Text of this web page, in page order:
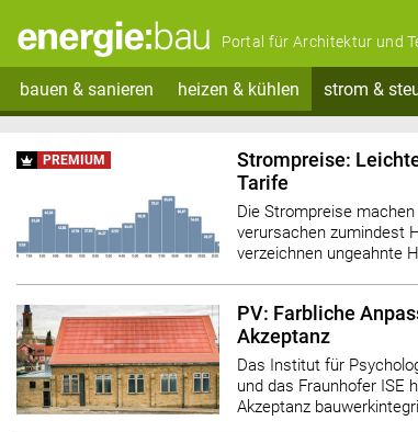
Portal für Architektur und
bauen & sanieren heizen & kühlen strom &
PREMIUM
Strompreise:
Tarife
Die Strompreise
verursachen zumindest
verzeichnen ungeahnte
PV: Farbliche
Akzeptanz
Das Institut für
und das Fraunhofer ISE
Akzeptanz